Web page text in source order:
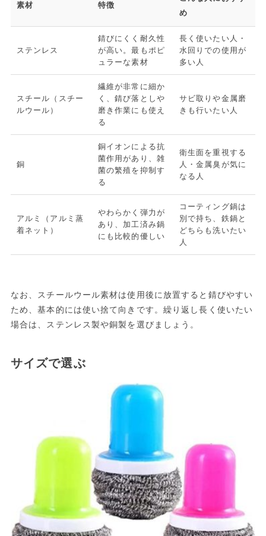
素材 特徴
め
ステンレス
錆びにくく耐久性
が高い。最もポピ
ュラーな素材
長く使いたい人・
水回りでの使用が
多い人
スチール（スチー
ルウール）
繊維が非常に細か
く、錆び落としや
磨き作業にも使え
る
サビ取りや金属磨
きも行いたい人
銅
銅イオンによる抗
菌作用があり、雑
菌の繁殖を抑制す
る
衛生面を重視する
人・金属臭が気に
なる人
アルミ（アルミ蒸
着ネット）
やわらかく弾力が
あり、加工済み鍋
にも比較的優しい
コーティング鍋は
別で持ち、鉄鍋と
どちらも洗いたい
人
なお、スチールウール素材は使用後に放置すると錆びやすい
ため、基本的には使い捨て向きです。繰り返し長く使いたい
場合は、ステンレス製や銅製を選びましょう。
サイズで選ぶ